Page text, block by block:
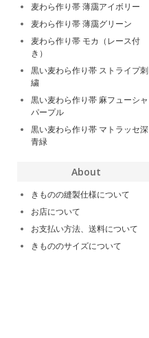
麦わら作り帯 薄靄アイボリー
麦わら作り帯 薄靄グリーン
麦わら作り帯 モカ（レース付
き）
黒い麦わら作り帯 ストライプ刺
繍
黒い麦わら作り帯 麻フューシャ
パープル
黒い麦わら作り帯 マトラッセ深
青緑
About
きものの縫製仕様について
お店について
お支払い方法、送料について
きもののサイズについて